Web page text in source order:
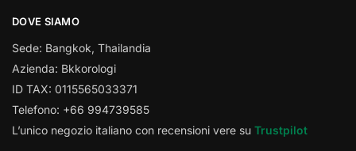
DOVE SIAMO
Sede: Bangkok, Thailandia
Azienda: Bkkorologi
ID TAX: 0115565033371
Telefono: +66 994739585
L’unico negozio italiano con recensioni vere su Trustpilot